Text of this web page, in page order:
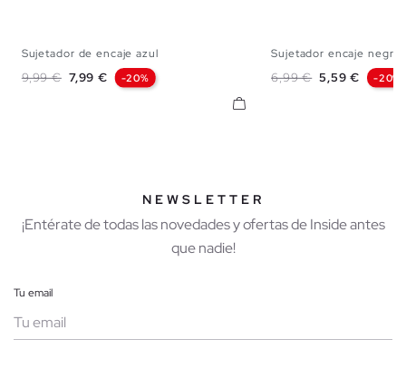
M
Sujetador de encaje azul
Precio base
9,99 € Precio
7,99 € -20%
Sujetador encaje negro
Precio base
6,99 € Precio
5,59 € -20%
NEWSLETTER
¡Entérate de todas las novedades y ofertas de Inside antes
que nadie!
Tu email